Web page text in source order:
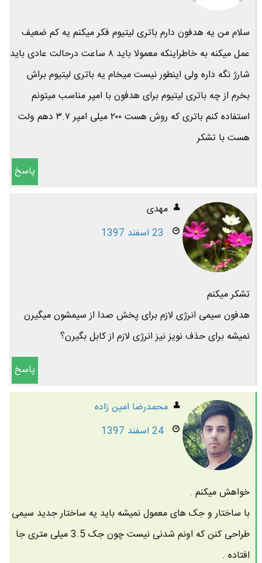
سلام من یه هدفون دارم باتری لیتیوم فکر میکنم یه کم ضعیف
عمل میکنه به خاطراینکه معمولا باید ۸ ساعت درحالت عادی باید
شارژ نگه داره ولی اینطور نیست میخام یه باتری لیتیوم براش
بخرم از چه باتری لیتیوم برای هدفون با امپر مناسب میتونم
استفاده کنم باتری که روش هست ۲۰۰ میلی امپر ۳.۷ دهم ولت
هست با تشکر
پاسخ
مهدی
23 اسفند 1397
تشکر میکنم
هدفون سیمی انرژی لازم برای پخش صدا از سیمشون میگیرن
نمیشه برای حذف نویز نیز انرژی لازم از کابل بگیرن؟
پاسخ
محمدرضا امين زاده
24 اسفند 1397
خواهش میکنم .
با ساختار و جک های معمول نمیشه باید یه ساختار جدید سیمی
طراحی کنن که اونم شدنی نیست چون جک 3.5 میلی متری جا
افتاده .